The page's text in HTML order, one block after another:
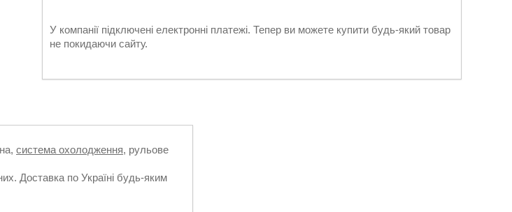
У компанії підключені електронні платежі. Тепер ви можете купити будь-який товар
не покидаючи сайту.
система охолодження, рульове
Доставка по Україні будь-яким